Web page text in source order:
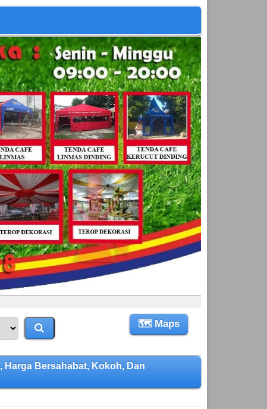
🗺 Maps
Harga Bersahabat, Kokoh, Dan